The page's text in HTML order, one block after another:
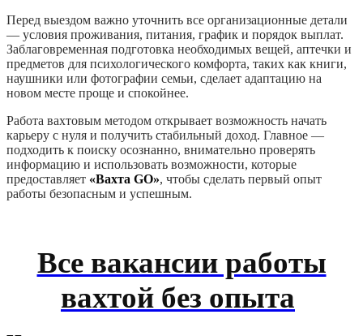
Перед выездом важно уточнить все организационные детали
— условия проживания, питания, график и порядок выплат.
Заблаговременная подготовка необходимых вещей, аптечки и
предметов для психологического комфорта, таких как книги,
наушники или фотографии семьи, сделает адаптацию на
новом месте проще и спокойнее.
Работа вахтовым методом открывает возможность начать
карьеру с нуля и получить стабильный доход. Главное —
подходить к поиску осознанно, внимательно проверять
информацию и использовать возможности, которые
предоставляет «Вахта GO», чтобы сделать первый опыт
работы безопасным и успешным.
Все вакансии работы
вахтой без опыта